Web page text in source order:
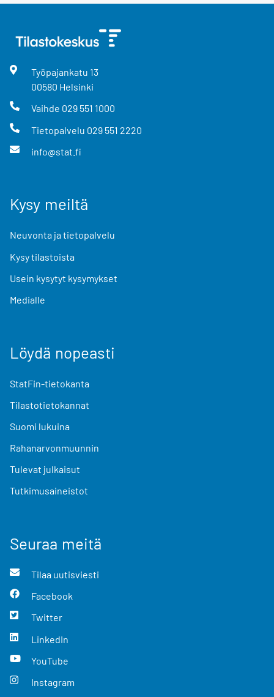
Työpajankatu 13
00580 Helsinki
Vaihde 029 551 1000
Tietopalvelu 029 551 2220
info@stat.fi
Kysy meiltä
Neuvonta ja tietopalvelu
Kysy tilastoista
Usein kysytyt kysymykset
Medialle
Löydä nopeasti
StatFin-tietokanta
Tilastotietokannat
Suomi lukuina
Rahanarvonmuunnin
Tulevat julkaisut
Tutkimusaineistot
Seuraa meitä
Tilaa uutisviesti
Facebook
Twitter
LinkedIn
YouTube
Instagram